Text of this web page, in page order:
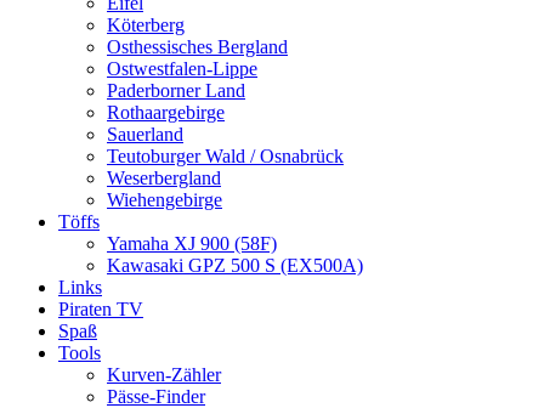
Köterberg
Osthessisches Bergland
Ostwestfalen-Lippe
Paderborner Land
Rothaargebirge
Sauerland
Teutoburger Wald / Osnabrück
Weserbergland
Wiehengebirge
Töffs
Yamaha XJ 900 (58F)
Kawasaki GPZ 500 S (EX500A)
Links
Piraten TV
Spaß
Tools
Kurven-Zähler
Pässe-Finder